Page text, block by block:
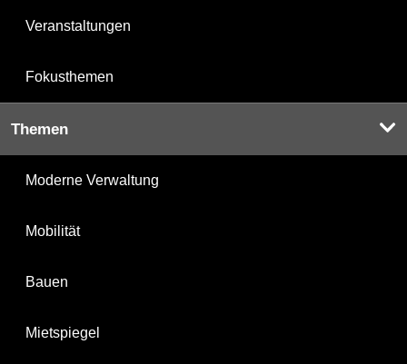
Veranstaltungen
Fokusthemen
Themen
Moderne Verwaltung
Mobilität
Bauen
Mietspiegel